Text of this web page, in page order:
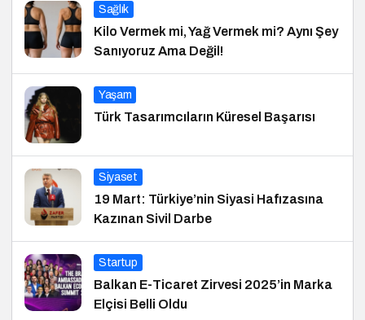
Sağlık
Kilo Vermek mi, Yağ Vermek mi? Aynı Şey
Sanıyoruz Ama Değil!
Yaşam
Türk Tasarımcıların Küresel Başarısı
Siyaset
19 Mart: Türkiye’nin Siyasi Hafızasına
Kazınan Sivil Darbe
Startup
Balkan E-Ticaret Zirvesi 2025’in Marka
Elçisi Belli Oldu